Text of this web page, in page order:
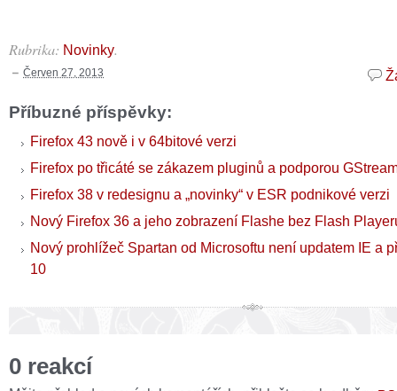
Rubrika: Novinky.
Červen 27, 2013
Příbuzné příspěvky:
Firefox 43 nově i v 64bitové verzi
Firefox po třicáté se zákazem pluginů a podporou
Firefox 38 v redesignu a „novinky“ v ESR podnikové verzi
Nový Firefox 36 a jeho zobrazení Flashe bez Flash
Nový prohlížeč Spartan od Microsoftu není updatem IE a
10
0 reakcí